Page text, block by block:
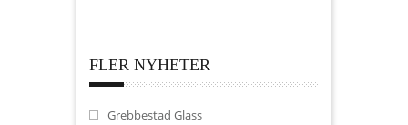
FLER NYHETER
Grebbestad Glass